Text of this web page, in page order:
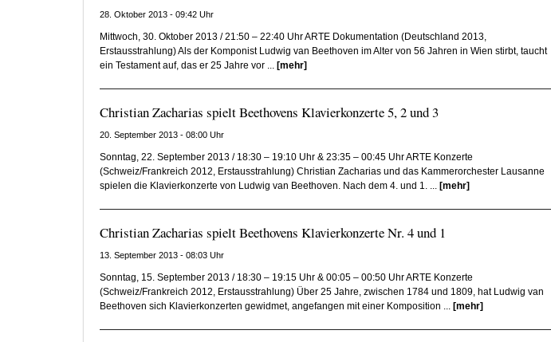
28. Oktober 2013 - 09:42 Uhr
Mittwoch, 30. Oktober 2013 / 21:50 – 22:40 Uhr ARTE Dokumentation (Deutschland 2013,
Erstausstrahlung) Als der Komponist Ludwig van Beethoven im Alter von 56 Jahren in Wien stirbt, taucht
ein Testament auf, das er 25 Jahre vor ... [mehr]
Christian Zacharias spielt Beethovens Klavierkonzerte 5, 2 und 3
20. September 2013 - 08:00 Uhr
Sonntag, 22. September 2013 / 18:30 – 19:10 Uhr & 23:35 – 00:45 Uhr ARTE Konzerte
(Schweiz/Frankreich 2012, Erstausstrahlung) Christian Zacharias und das Kammerorchester Lausanne
spielen die Klavierkonzerte von Ludwig van Beethoven. Nach dem 4. und 1. ... [mehr]
Christian Zacharias spielt Beethovens Klavierkonzerte Nr. 4 und 1
13. September 2013 - 08:03 Uhr
Sonntag, 15. September 2013 / 18:30 – 19:15 Uhr & 00:05 – 00:50 Uhr ARTE Konzerte
(Schweiz/Frankreich 2012, Erstausstrahlung) Über 25 Jahre, zwischen 1784 und 1809, hat Ludwig van
Beethoven sich Klavierkonzerten gewidmet, angefangen mit einer Komposition ... [mehr]